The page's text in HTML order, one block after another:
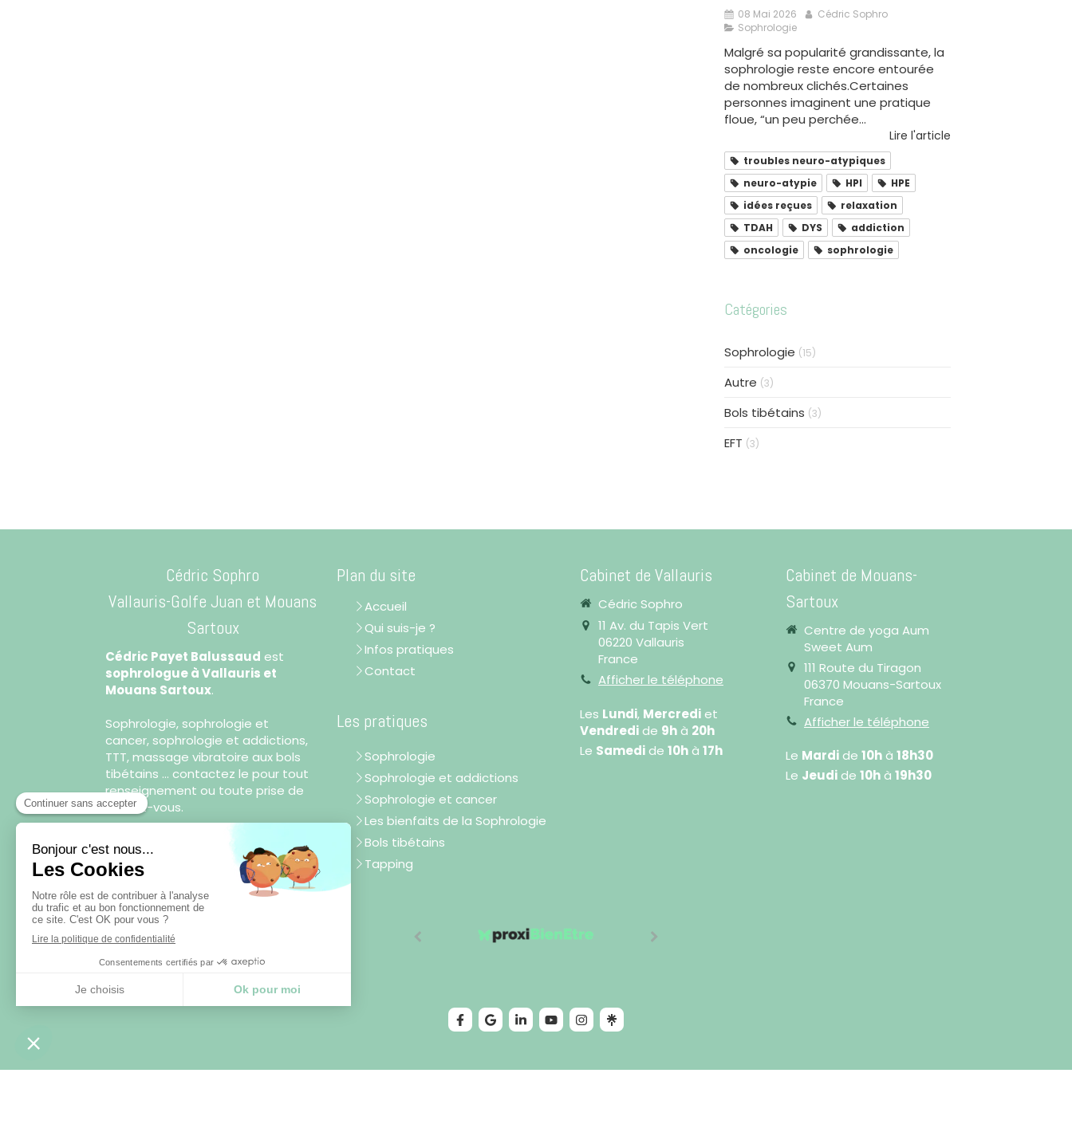
08 Mai 2026
Cédric Sophro
Sophrologie
Malgré sa popularité grandissante, la
sophrologie reste encore entourée
de nombreux clichés.Certaines
personnes imaginent une pratique
floue, “un peu perchée...
Lire l'article
troubles neuro-atypiques
neuro-atypie
HPI
HPE
idées reçues
relaxation
TDAH
DYS
addiction
oncologie
sophrologie
Catégories
Sophrologie (15)
Autre (3)
Bols tibétains (3)
EFT (3)
Cédric Sophro
Vallauris-Golfe Juan et Mouans
Sartoux
Cédric Payet Balussaud est
sophrologue à Vallauris et
Mouans Sartoux.
Sophrologie, sophrologie et
cancer, sophrologie et addictions,
TTT, massage vibratoire aux bols
tibétains ... contactez le pour tout
renseignement ou toute prise de
rendez-vous.
Prendre rendez-vous
Plan du site
Accueil
Qui suis-je ?
Infos pratiques
Contact
Les pratiques
Sophrologie
Sophrologie et addictions
Sophrologie et cancer
Les bienfaits de la Sophrologie
Bols tibétains
Tapping
Cabinet de Vallauris
Cédric Sophro
11 Av. du Tapis Vert
06220 Vallauris
France
Afficher le téléphone
Les Lundi, Mercrediet
Vendredide 9hà 20h
Le Samedide 10hà 17h
Cabinet de Mouans-
Sartoux
Centre de yoga Aum
Sweet Aum
111 Route du Tiragon
06370 Mouans-Sartoux
France
Afficher le téléphone
Le Mardide 10hà 18h30
Le Jeudide 10hà 19h30